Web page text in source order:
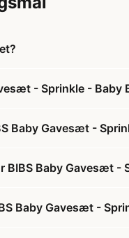
- Sprinkle - Baby
Baby Gavesæt -
BIBS Baby Gavesæt -
Baby Gavesæt -